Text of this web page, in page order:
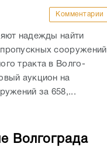
Комментарии
надежды найти
сооружений
тракта в Волго-
аукцион на
за 658,...
Волгограда